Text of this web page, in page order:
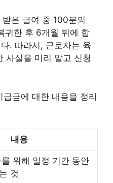
은 급여 중 100분의
귀한 후 6개월 뒤에 합
. 따라서, 근로자는 육
사실을 미리 알고 신청
금에 대한 내용을 정리
내용
위해 일정 기간 동안
것